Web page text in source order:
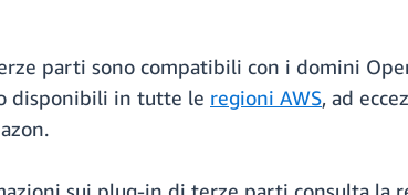
parti sono compatibili con i domini
disponibili in tutte le regioni AWS, ad